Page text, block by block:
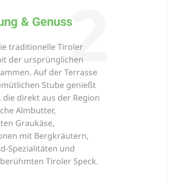
2
& Genuss
traditionelle Tiroler
der ursprünglichen
Auf der Terrasse
Stube genießt
die direkt aus der Region
Almbutter,
Graukäse,
mit Bergkräutern,
Spezialitäten und
Tiroler Speck.